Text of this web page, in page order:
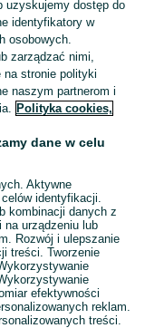
,strój Zobacz
uzyskujemy dostęp do
identyfikatory w
osobowych.
zarządzać nimi,
na stronie polityki
naszym partnerom i
Polityka cookies,
dane w celu
Aktywne
identyfikacji.
kombinacji danych z
na urządzeniu lub
Rozwój i ulepszanie
treści. Tworzenie
efektywności
reklam.
treści.